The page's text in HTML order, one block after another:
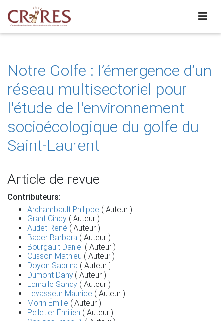
Notre Golfe : l’émergence d’un
réseau multisectoriel pour
l'étude de l'environnement
socioécologique du golfe du
Saint-Laurent
Article de revue
Contributeurs:
Archambault Philippe ( Auteur )
Grant Cindy ( Auteur )
Audet René ( Auteur )
Bader Barbara ( Auteur )
Bourgault Daniel ( Auteur )
Cusson Mathieu ( Auteur )
Doyon Sabrina ( Auteur )
Dumont Dany ( Auteur )
Lamalle Sandy ( Auteur )
Levasseur Maurice ( Auteur )
Morin Émilie ( Auteur )
Pelletier Émilien ( Auteur )